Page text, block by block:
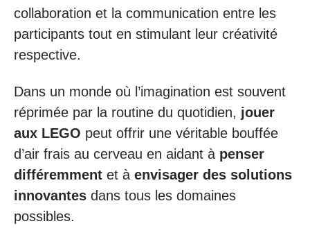
collaboration et la communication entre les
participants tout en stimulant leur créativité
respective.
Dans un monde où l’imagination est souvent
réprimée par la routine du quotidien, jouer
aux LEGO peut offrir une véritable bouffée
d’air frais au cerveau en aidant à penser
différemment et à envisager des solutions
innovantes dans tous les domaines
possibles.